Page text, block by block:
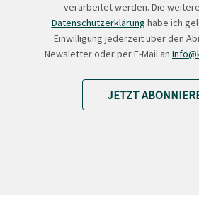
verarbeitet werden. Die
Datenschutzerklärung habe ich
Einwilligung jederzeit über den
Newsletter oder per E-Mail an
JETZT